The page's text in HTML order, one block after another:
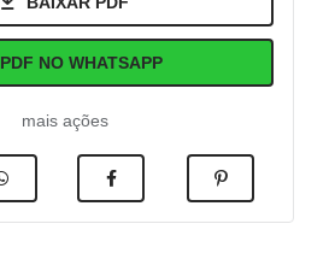
PDF NO WHATSAPP
mais ações